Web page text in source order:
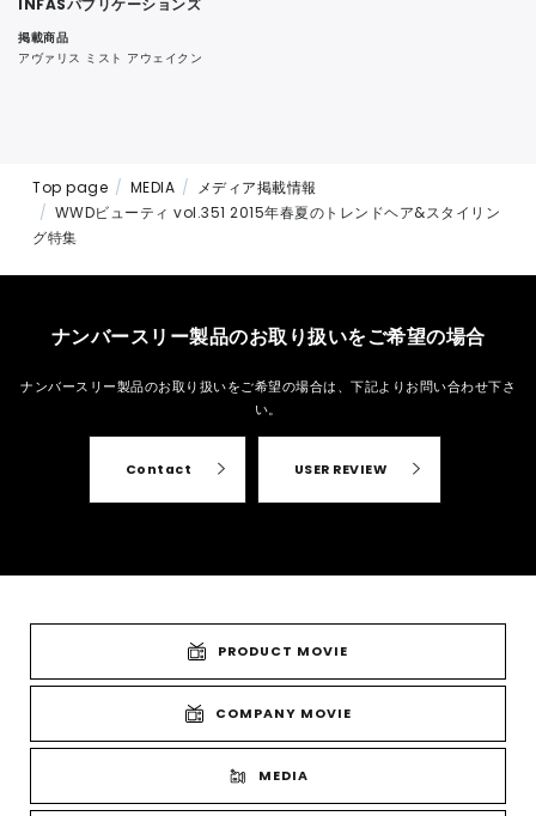
INFASパブリケーションズ
掲載商品
アヴァリス ミスト アウェイクン
Top page MEDIA
メディア掲載情報
WWDビューティ vol.351 2015年春夏のトレンドヘア&スタイリン
グ特集
ナンバースリー製品のお取り扱いをご希望の場合
ナンバースリー製品のお取り扱いをご希望の場合は、 下記よりお問い合わせ下さ
い。
Contact USER REVIEW
PRODUCT MOVIE
COMPANY MOVIE
MEDIA